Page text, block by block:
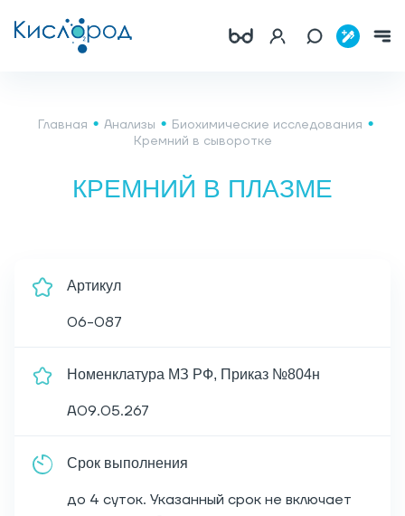
Главная Анализы
Биохимические исследования
Кремний в сыворотке
КРЕМНИЙ В ПЛАЗМЕ
Артикул
06-087
Номенклатура МЗ РФ, Приказ №804н
A09.05.267
Срок выполнения
до 4 суток. Указанный срок не включает